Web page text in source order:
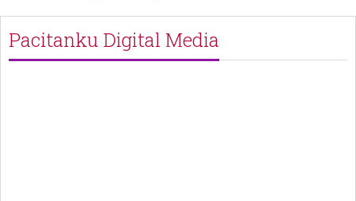
Pacitanku Digital Media